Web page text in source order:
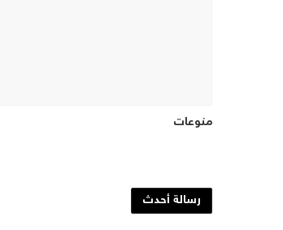
منوعات
رسالة أحدث